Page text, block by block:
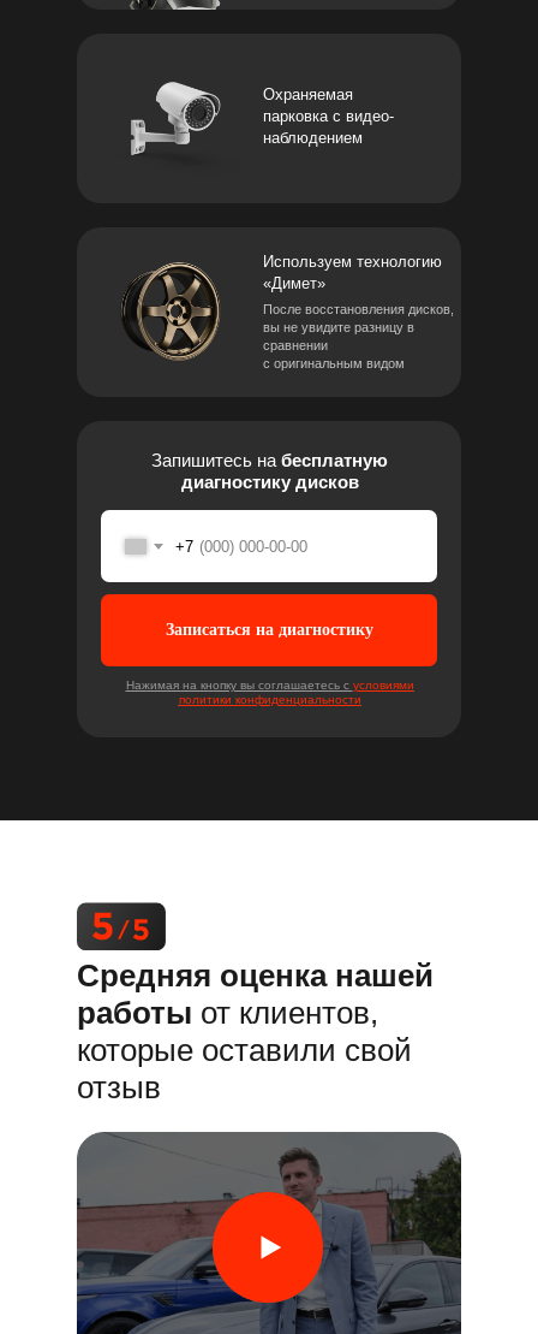
Охраняемая
парковка с видео-
наблюдением
Используем технологию
«Димет»
После восстановления дисков,
вы не увидите разницу в
сравнении
с оригинальным видом
Запишитесь на бесплатную
диагностику дисков
+7
Записаться на диагностику
Нажимая на кнопку вы соглашаетесь с условиями
политики конфиденциальности
Средняя оценка нашей
работы от клиентов,
которые оставили свой
отзыв